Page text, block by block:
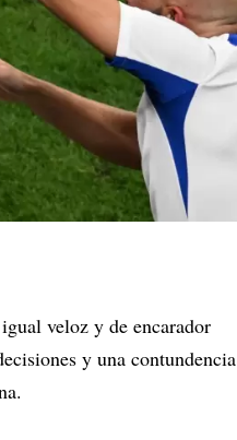
veloz y de encarador
y una contundencia